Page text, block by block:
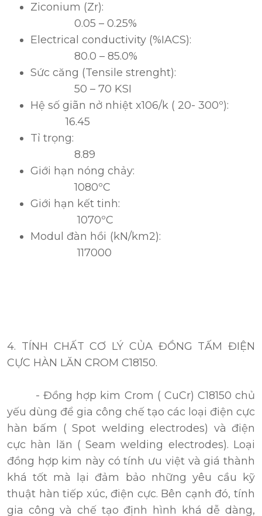
Ziconium (Zr):
0.05 – 0.25%
Electrical conductivity (%IACS):
80.0 – 85.0%
Sức căng (Tensile strenght):
50 – 70 KSI
Hệ số giãn nở nhiệt x106/k ( 20- 300º):
16.45
Tỉ trọng:
8.89
Giới hạn nóng chảy:
1080ºC
Giới hạn kết tinh:
1070ºC
Modul đàn hồi (kN/km2):
117000
4. TÍNH CHẤT CƠ LÝ CỦA ĐỒNG TẤM ĐIỆN
CỰC HÀN LĂN CROM C18150.
- Đồng hợp kim Crom ( CuCr) C18150 chủ
yếu dùng để gia công chế tạo các loại điện cực
hàn bấm ( Spot welding electrodes) và điện
cực hàn lăn ( Seam welding electrodes). Loại
đồng hợp kim này có tính ưu việt và giá thành
khá tốt mà lại đảm bảo những yêu cầu kỹ
thuật hàn tiếp xúc, điện cực. Bên cạnh đó, tính
gia công và chế tạo định hình khá dễ dàng,